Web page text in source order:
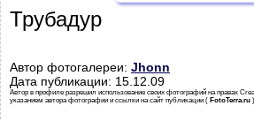
Трубадур
Автор фотогалереи: Jhonn
Дата публикации: 15.12.09
Автор в профиле разрешил использование своих фотографий на правах
указанием автора фотографии и ссылки на сайт публикации ( FotoTerra.ru )